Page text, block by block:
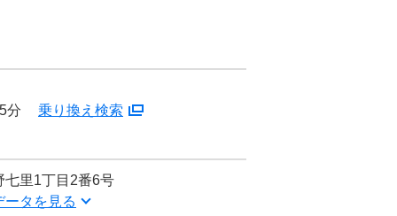
分 乗り換え検索
七里1丁目2番6号
ータを見る